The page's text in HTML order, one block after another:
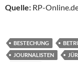
Quelle: RP-
BESTECHUNG
JOURNALISTEN